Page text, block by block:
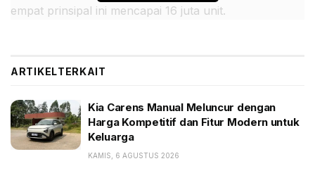
empat prinsipal ini mencapai 16 juta unit.
Kia Carens Manual Meluncur dengan Harga
Efisiensi Teknologi Smart Hybrid Suzuki dalam
Menjawab Tantangan Perjalanan Jarak Jauh
Strategi Harga Baru Hyundai Stargazer Cartenz
Tantang Dominasi MPV di Indonesia
ARTIKELTERKAIT
Kia Carens Manual Meluncur dengan
Harga Kompetitif dan Fitur Modern untuk
Keluarga
KAMIS, 6 AGUSTUS 2026